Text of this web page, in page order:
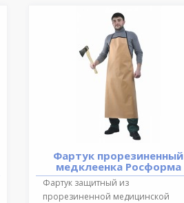
Фартук прорезиненный
медклеенка Росформа
Фартук защитный из
прорезиненной медицинской